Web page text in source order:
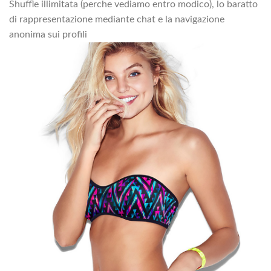
Shuffle illimitata (perche vediamo entro modico), lo baratto
di rappresentazione mediante chat e la navigazione
anonima sui profili